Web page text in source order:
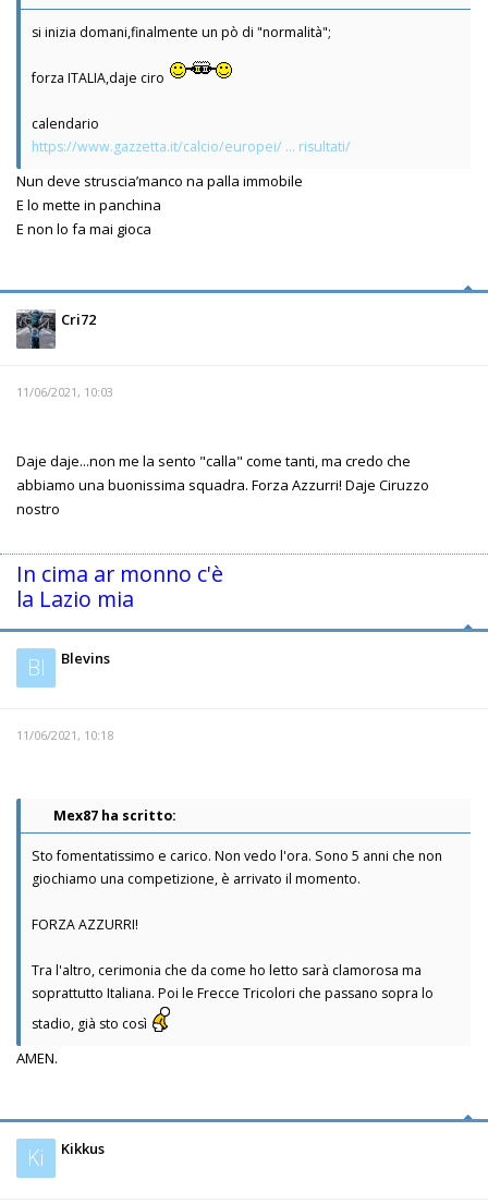
si inizia domani,finalmente un pò di "normalità";
forza ITALIA,daje ciro
calendario
https://www.gazzetta.it/calcio/europei/ ... risultati/
Nun deve struscia’manco na palla immobile
E lo mette in panchina
E non lo fa mai gioca
Cri72
11/06/2021, 10:03
Daje daje...non me la sento "calla" come tanti, ma credo che
abbiamo una buonissima squadra. Forza Azzurri! Daje Ciruzzo
nostro
In cima ar monno c'è
la Lazio mia
Bl Blevins
11/06/2021, 10:18
Mex87 ha scritto:
Sto fomentatissimo e carico. Non vedo l'ora. Sono 5 anni che non
giochiamo una competizione, è arrivato il momento.
FORZA AZZURRI!
Tra l'altro, cerimonia che da come ho letto sarà clamorosa ma
soprattutto Italiana. Poi le Frecce Tricolori che passano sopra lo
stadio, già sto così
AMEN.
Ki Kikkus